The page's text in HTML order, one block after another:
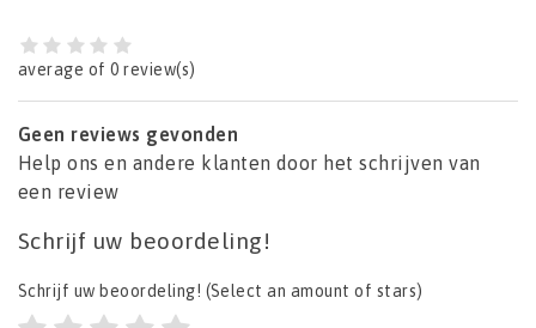
average of 0 review(s)
Geen reviews gevonden
Help ons en andere klanten door het schrijven van
een review
Schrijf uw beoordeling!
Schrijf uw beoordeling! (Select an amount of stars)